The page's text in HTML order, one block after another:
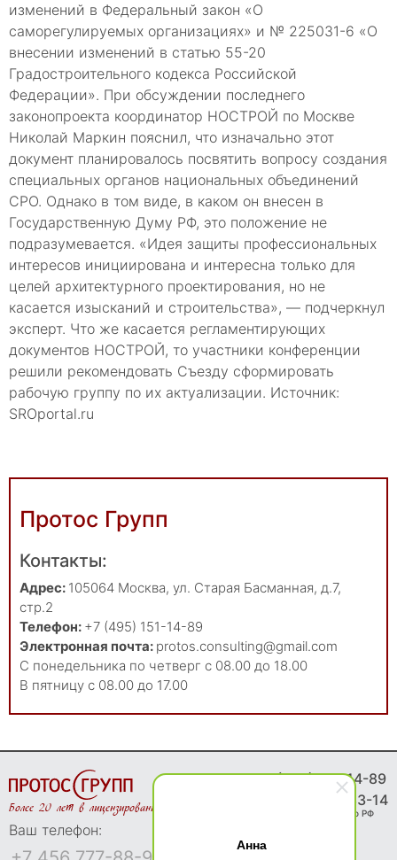
Анна
изменений в Федеральный закон «О
саморегулируемых организациях» и № 225031-6 «О
внесении изменений в статью 55-20
Градостроительного кодекса Российской
Федерации». При обсуждении последнего
законопроекта координатор НОСТРОЙ по Москве
Николай Маркин пояснил, что изначально этот
документ планировалось посвятить вопросу создания
специальных органов национальных объединений
СРО. Однако в том виде, в каком он внесен в
Государственную Думу РФ, это положение не
подразумевается. «Идея защиты профессиональных
интересов инициирована и интересна только для
целей архитектурного проектирования, но не
касается изысканий и строительства», — подчеркнул
эксперт. Что же касается регламентирующих
документов НОСТРОЙ, то участники конференции
решили рекомендовать Съезду сформировать
рабочую группу по их актуализации. Источник:
SROportal.ru
Протос Групп
Контакты:
Адрес: 105064 Москва, ул. Старая Басманная, д.7,
стр.2
Телефон: +7 (495) 151-14-89
Электронная почта: protos.consulting@gmail.com
С понедельника по четверг с 08.00 до 18.00
В пятницу с 08.00 до 17.00
Более 20 лет в лицензировании
8 (495) 151-14-89
8 (800) 775-83-14
Звонки бесплатно по РФ
Ваш телефон: